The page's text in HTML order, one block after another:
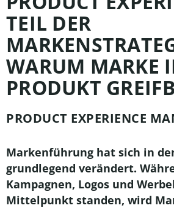
TEIL DER
WARUM MARKE
PRODUKT
PRODUCT EXPERIENCE
Markenführung hat sich in
grundlegend verändert.
Kampagnen, Logos und
Mittelpunkt standen, wird